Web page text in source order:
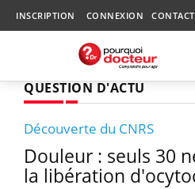
INSCRIPTION CONNEXION CONTACT
QUESTION D'ACTU
Découverte du CNRS
Douleur : seuls 30
la libération